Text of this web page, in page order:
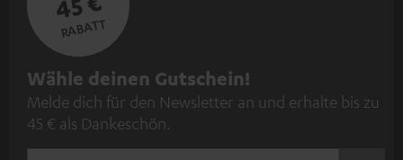
RABATT
N
e
w
Wähle deinen Gutschein!
Melde dich für den Newsletter an und erhalte bis zu
45 € als Dankeschön.